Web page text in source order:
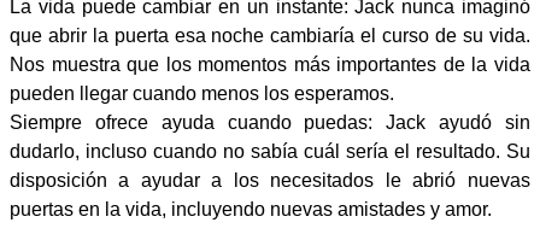
La vida puede cambiar en un instante: Jack nunca imaginó
que abrir la puerta esa noche cambiaría el curso de su vida.
Nos muestra que los momentos más importantes de la vida
pueden llegar cuando menos los esperamos.
Siempre ofrece ayuda cuando puedas: Jack ayudó sin
dudarlo, incluso cuando no sabía cuál sería el resultado. Su
disposición a ayudar a los necesitados le abrió nuevas
puertas en la vida, incluyendo nuevas amistades y amor.